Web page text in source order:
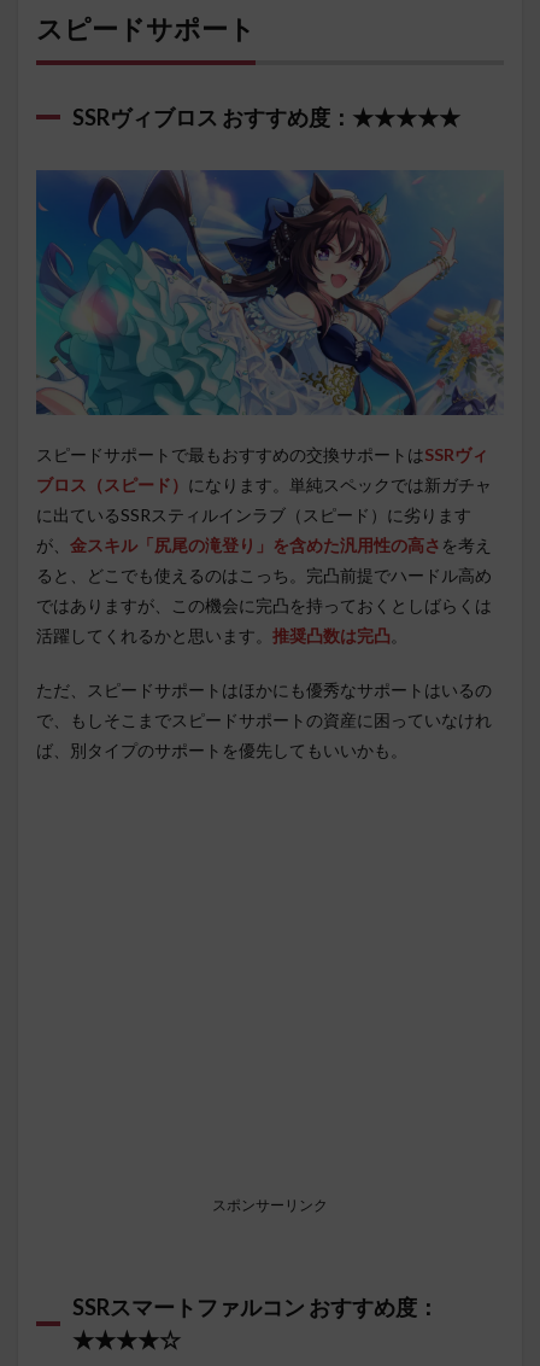
スピードサポート
SSRヴィブロス おすすめ度：★★★★★
スピードサポートで最もおすすめの交換サポートはSSRヴィ
ブロス（スピード） になります。単純スペックでは新ガチャ
に出ているSSRスティルインラブ（スピード）に劣ります
が、 金スキル「尻尾の滝登り」を含めた汎用性の高さ を考え
ると、どこでも使えるのはこっち。完凸前提でハードル高め
ではありますが、この機会に完凸を持っておくとしばらくは
活躍してくれるかと思います。 推奨凸数は完凸。
ただ、スピードサポートはほかにも優秀なサポートはいるの
で、もしそこまでスピードサポートの資産に困っていなけれ
ば、別タイプのサポートを優先してもいいかも。
スポンサーリンク
SSRスマートファルコン おすすめ度：
★★★★☆